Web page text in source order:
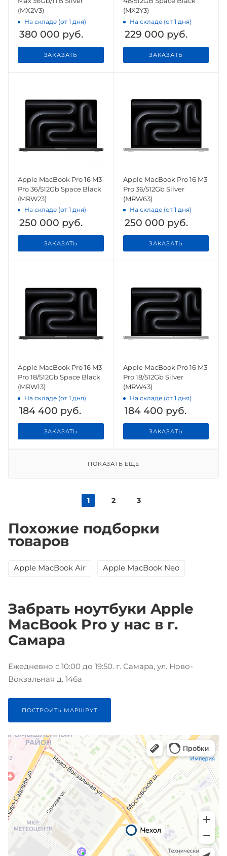
(MX2V3)
На складе (от 1 дня)
380 000 руб.
ЗАКАЗАТЬ
(MX2Y3)
На складе (от 1 дня)
229 000 руб.
ЗАКАЗАТЬ
Apple MacBook Pro 16 M3
Pro 36/512Gb Space Black
(MRW23)
На складе (от 1 дня)
250 000 руб.
ЗАКАЗАТЬ
Apple MacBook Pro 16 M3
Pro 36/512Gb Silver
(MRW63)
На складе (от 1 дня)
250 000 руб.
ЗАКАЗАТЬ
Apple MacBook Pro 16 M3
Pro 18/512Gb Space Black
(MRW13)
На складе (от 1 дня)
184 400 руб.
ЗАКАЗАТЬ
Apple MacBook Pro 16 M3
Pro 18/512Gb Silver
(MRW43)
На складе (от 1 дня)
184 400 руб.
ЗАКАЗАТЬ
ПОКАЗАТЬ ЕЩЕ
1 2 3
Похожие подборки
товаров
Apple MacBook Air Apple MacBook Neo
Забрать ноутбуки Apple
MacBook Pro у нас в г.
Самара
Ежедневно с 10:00 до 19:50. г. Самара, ул. Ново-
Вокзальная д. 146а
ПОСТРОИТЬ МАРШРУТ